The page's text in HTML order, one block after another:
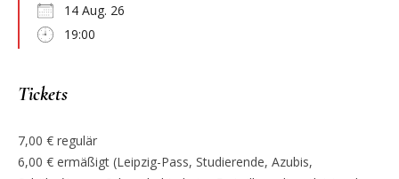
14 Aug. 26
19:00
Tickets
7,00 € regulär
6,00 € ermäßigt (Leipzig-Pass, Studierende, Azubis,